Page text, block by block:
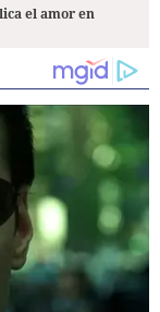
el amor en